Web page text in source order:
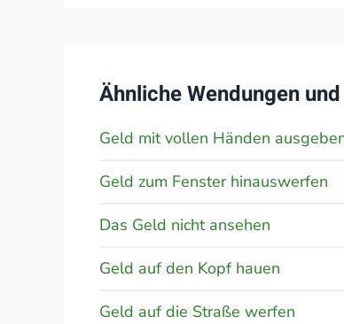
Ähnliche Wendungen
Geld mit vollen Händen
Geld zum Fenster hinauswerfen
Das Geld nicht ansehen
Geld auf den Kopf hauen
Geld auf die Straße werfen